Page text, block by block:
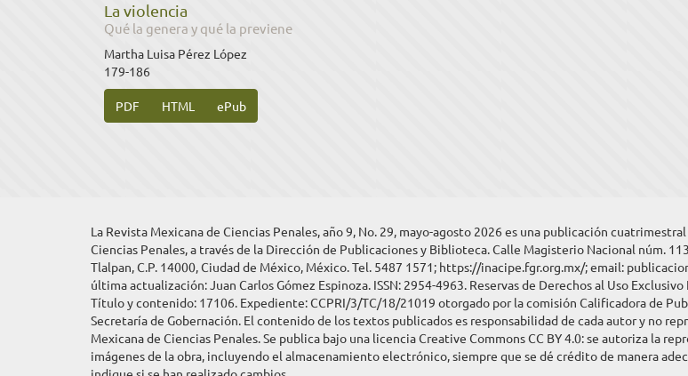
La violencia
Qué la genera y qué la previene
Martha Luisa Pérez López
179-186
PDF HTML ePub
La Revista Mexicana de Ciencias Penales, año 9, No. 29, mayo-agosto 2026 es una publicación
Ciencias Penales, a través de la Dirección de Publicaciones y Biblioteca. Calle Magisterio Nacional núm.
Tlalpan, C.P. 14000, Ciudad de México, México. Tel. 5487 1571; https://inacipe.fgr.org.mx/; email:
última actualización: Juan Carlos Gómez Espinoza. ISSN: 2954-4963. Reservas de Derechos al Uso
Título y contenido: 17106. Expediente: CCPRI/3/TC/18/21019 otorgado por la comisión Calificadora de
Secretaría de Gobernación. El contenido de los textos publicados es responsabilidad de cada autor y no
Mexicana de Ciencias Penales. Se publica bajo una licencia Creative Commons CC BY 4.0: se autoriza la
imágenes de la obra, incluyendo el almacenamiento electrónico, siempre que se dé crédito de manera